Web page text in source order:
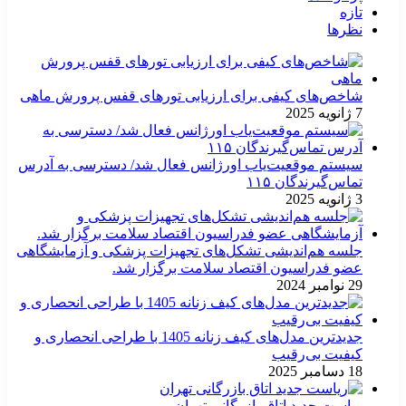
تازه
نظرها
شاخص‌های کیفی برای ارزیابی تورهای قفس پرورش ماهی
7 ژانویه 2025
سیستم موقعیت‌یاب اورژانس فعال شد/ دسترسی به آدرس
تماس‌گیرندگان ۱۱۵
3 ژانویه 2025
جلسه هم‌اندیشی تشکل‌های تجهیزات پزشکی و آزمایشگاهی
عضو فدراسیون اقتصاد سلامت برگزار شد.
29 نوامبر 2024
جدیدترین مدل‌های کیف زنانه 1405 با طراحی انحصاری و
کیفیت بی‌رقیب
18 دسامبر 2025